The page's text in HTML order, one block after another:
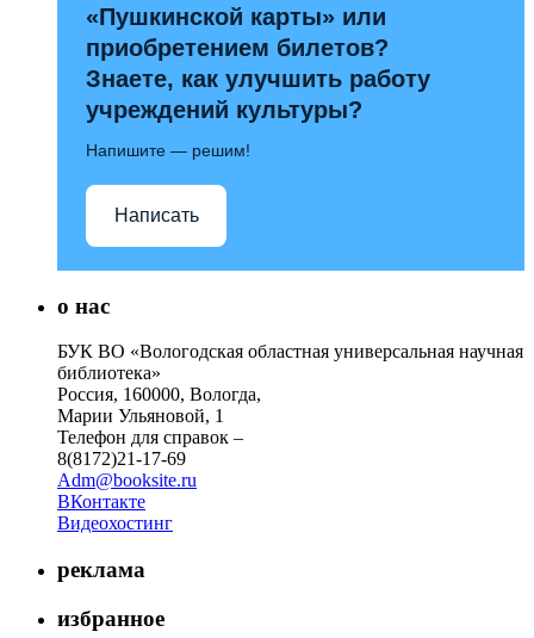
«Пушкинской карты» или
приобретением билетов?
Знаете, как улучшить работу
учреждений культуры?
Напишите — решим!
Написать
о нас
БУК ВО «Вологодская областная универсальная научная
библиотека»
Россия, 160000, Вологда,
Марии Ульяновой, 1
Телефон для справок –
8(8172)21-17-69
Adm@booksite.ru
ВКонтакте
Видеохостинг
реклама
избранное